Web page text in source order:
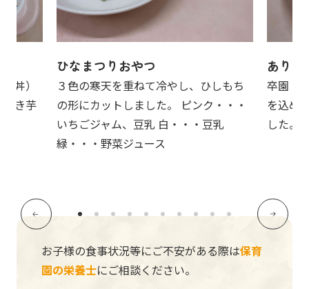
丼）
き芋
ひなまつりおやつ
３色の寒天を重ねて冷やし、ひしもち
の形にカットしました。 ピンク・・・
いちごジャム、豆乳 白・・・豆乳
緑・・・野菜ジュース
ありが
卒園・
を込め
した。
お子様の食事状況等にご不安がある際は保育
園の栄養士にご相談ください。